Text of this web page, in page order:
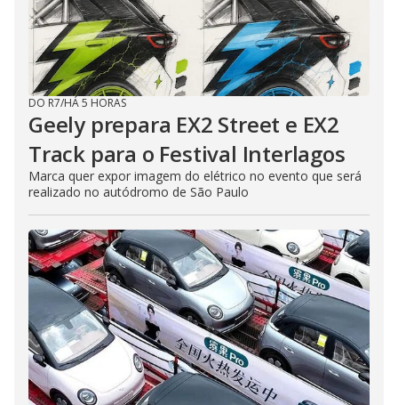
DO R7/HÁ 5 HORAS
Geely prepara EX2 Street e EX2
Track para o Festival Interlagos
Marca quer expor imagem do elétrico no evento que será
realizado no autódromo de São Paulo